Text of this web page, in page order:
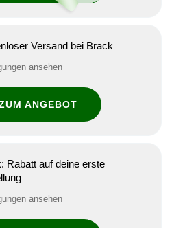
Versand bei Brack
ansehen
ANGEBOT
Rabatt auf deine erste
ansehen